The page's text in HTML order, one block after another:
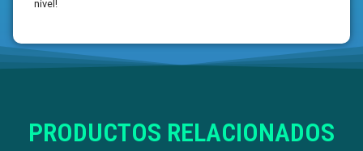
nivel!
PRODUCTOS RELACIONADOS